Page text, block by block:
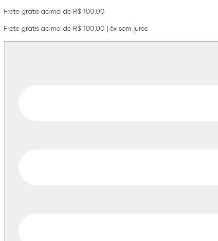
Frete grátis acima de R$ 100,00
Frete grátis acima de R$ 100,00 | 6x sem juros